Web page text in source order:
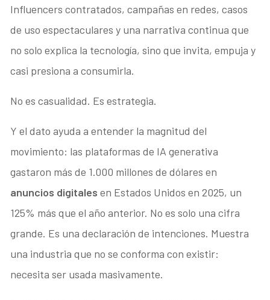
Influencers contratados, campañas en redes, casos
de uso espectaculares y una narrativa continua que
no solo explica la tecnología, sino que invita, empuja y
casi presiona a consumirla.
No es casualidad. Es estrategia.
Y el dato ayuda a entender la magnitud del
movimiento: las plataformas de IA generativa
gastaron más de 1.000 millones de dólares en
anuncios digitales en Estados Unidos en 2025, un
125% más que el año anterior. No es solo una cifra
grande. Es una declaración de intenciones. Muestra
una industria que no se conforma con existir:
necesita ser usada masivamente.